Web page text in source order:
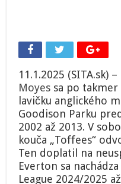
11.1.2025 (SITA.sk)
Moyes sa po
lavičku anglického
Goodison Parku
2002 až 2013. V
kouča „Toffees“
Ten doplatil na
Everton sa
League 2024/2025